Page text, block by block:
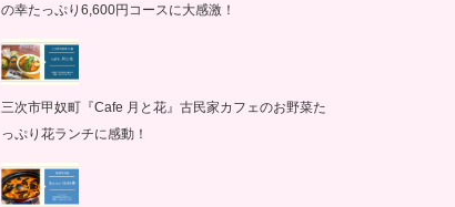
の幸たっぷり6,600円コースに大感激！
三次市甲奴町『Cafe 月と花』古民家カフェのお野菜た
っぷり花ランチに感動！